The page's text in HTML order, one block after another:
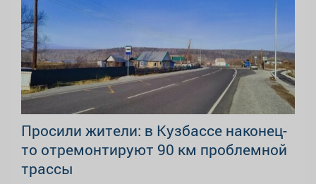
Просили жители: в Кузбассе наконец-
то отремонтируют 90 км проблемной
трассы